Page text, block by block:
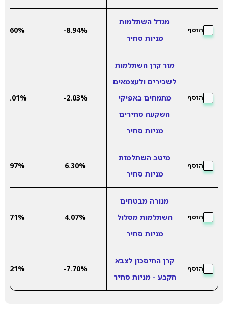
הוסף
מגדל השתלמות
מניות סחיר
-8.94%
9.60%
הוסף
מור קרן השתלמות
לשכירים ולעצמאים
מתמחים באפיקי
השקעה סחירים
מניות סחיר
-2.03%
13.01%
הוסף
מיטב השתלמות
מניות סחיר
6.30%
9.97%
הוסף
מנורה מבטחים
השתלמות מסלול
מניות סחיר
4.07%
7.71%
הוסף
קרן החיסכון לצבא
הקבע - מניות סחיר
-7.70%
8.21%